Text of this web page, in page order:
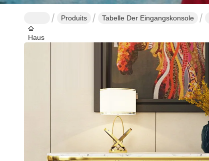
Haus
Produits Tabelle Der Eingangskonsole